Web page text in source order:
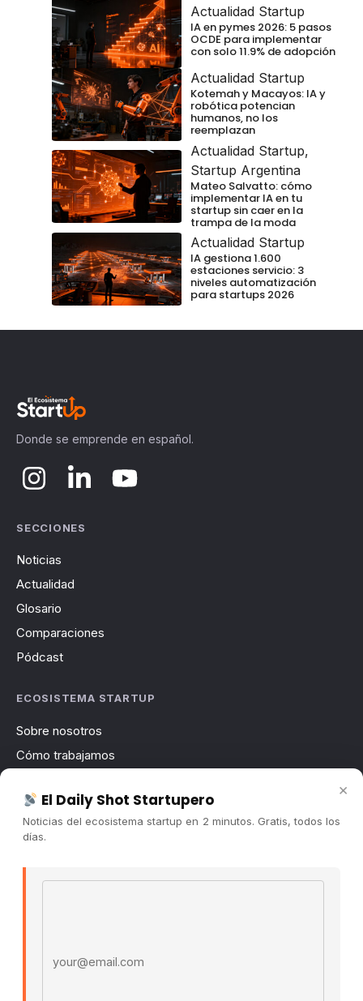
Actualidad Startup
IA en pymes 2026: 5 pasos
OCDE para implementar
con solo 11.9% de adopción
Actualidad Startup
Kotemah y Macayos: IA y
robótica potencian
humanos, no los
reemplazan
Actualidad Startup,
Startup Argentina
Mateo Salvatto: cómo
implementar IA en tu
startup sin caer en la
trampa de la moda
Actualidad Startup
IA gestiona 1.600
estaciones servicio: 3
niveles automatización
para startups 2026
Donde se emprende en español.
SECCIONES
Noticias
Actualidad
Glosario
Comparaciones
Pódcast
ECOSISTEMA STARTUP
Sobre nosotros
Cómo trabajamos
Contacto
Publicidad
×
El Daily Shot Startupero
Noticias del ecosistema startup en 2 minutos. Gratis, todos los
días.